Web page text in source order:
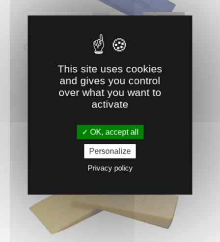
0603397
COIN À BOIS
Coin en acier forgé et trempé pour une résistance
13.07 €HT
AJOUTER AU PANIER
This site uses cookies
and gives you control
over what you want to
activate
OK, accept all
Personalize
Privacy policy